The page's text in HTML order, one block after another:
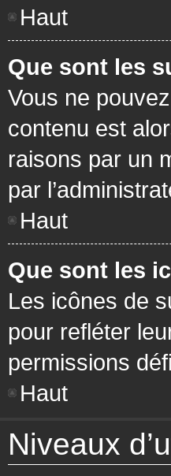
Haut
Que sont les
Vous ne
contenu est
raisons par un
par
Haut
Que sont les
Les icônes de
pour refléter
permissions
Haut
Niveaux